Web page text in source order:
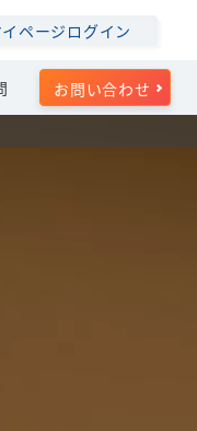
お問い合わせ
ページログイン